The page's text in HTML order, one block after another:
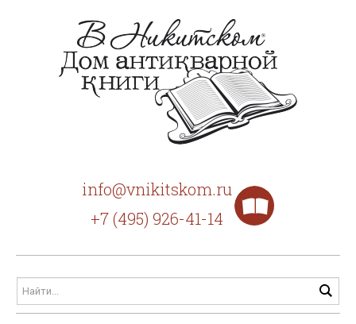
info@vnikitskom.ru
+7 (495) 926-41-14